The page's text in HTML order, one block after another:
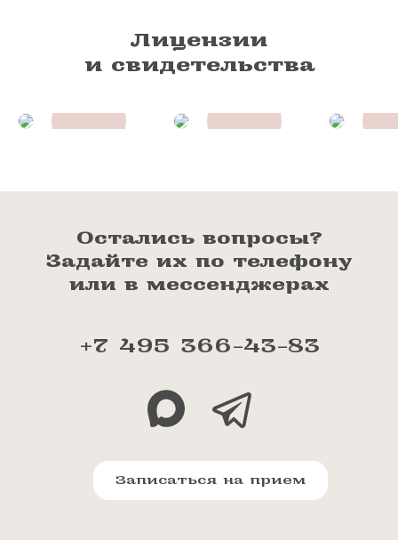
Лицензии
и свидетельства
Остались вопросы?
Задайте их по телефону
или в мессенджерах
+7 495 366-43-83
Записаться на прием